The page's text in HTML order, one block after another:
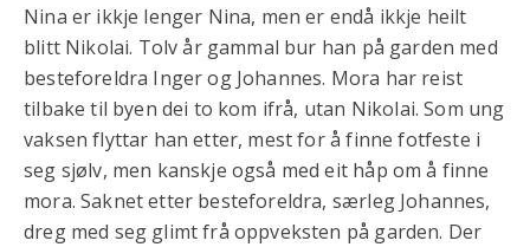
Nina er ikkje lenger Nina, men er endå ikkje heilt
blitt Nikolai. Tolv år gammal bur han på garden med
besteforeldra Inger og Johannes. Mora har reist
tilbake til byen dei to kom ifrå, utan Nikolai. Som ung
vaksen flyttar han etter, mest for å finne fotfeste i
seg sjølv, men kanskje også med eit håp om å finne
mora. Saknet etter besteforeldra, særleg Johannes,
dreg med seg glimt frå oppveksten på garden. Der